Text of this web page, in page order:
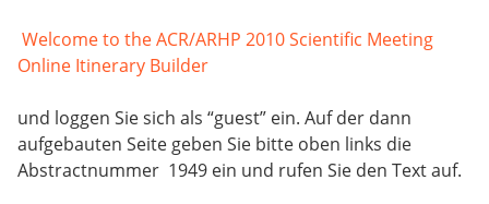
Welcome to the ACR/ARHP 2010 Scientific Meeting
Online Itinerary Builder
und loggen Sie sich als “guest” ein. Auf der dann
aufgebauten Seite geben Sie bitte oben links die
Abstractnummer 1949 ein und rufen Sie den Text auf.